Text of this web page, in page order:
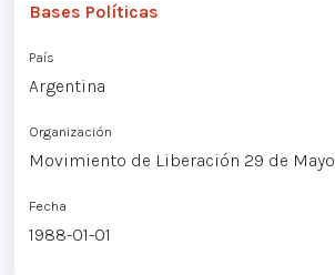
Bases Políticas
País
Argentina
Organización
Movimiento de Liberación 29 de Mayo
Fecha
1988-01-01